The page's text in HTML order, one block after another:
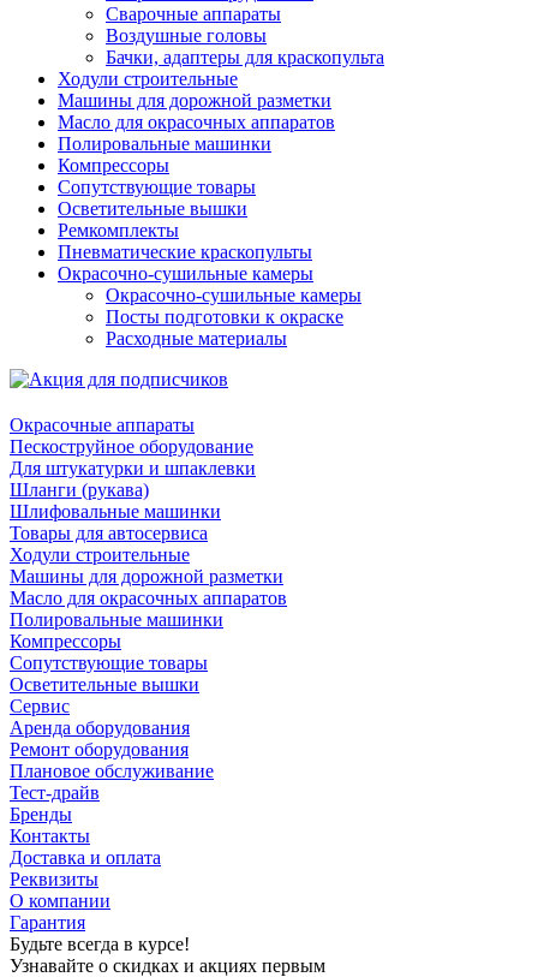
Сварочные аппараты
Воздушные головы
Бачки, адаптеры для краскопульта
Ходули строительные
Машины для дорожной разметки
Масло для окрасочных аппаратов
Полировальные машинки
Компрессоры
Сопутствующие товары
Осветительные вышки
Ремкомплекты
Пневматические краскопульты
Окрасочно-сушильные камеры
Окрасочно-сушильные камеры
Посты подготовки к окраске
Расходные материалы
Окрасочные аппараты
Пескоструйное оборудование
Для штукатурки и шпаклевки
Шланги (рукава)
Шлифовальные машинки
Товары для автосервиса
Ходули строительные
Машины для дорожной разметки
Масло для окрасочных аппаратов
Полировальные машинки
Компрессоры
Сопутствующие товары
Осветительные вышки
Сервис
Аренда оборудования
Ремонт оборудования
Плановое обслуживание
Тест-драйв
Бренды
Контакты
Доставка и оплата
Реквизиты
О компании
Гарантия
Будьте всегда в курсе!
Узнавайте о скидках и акциях первым